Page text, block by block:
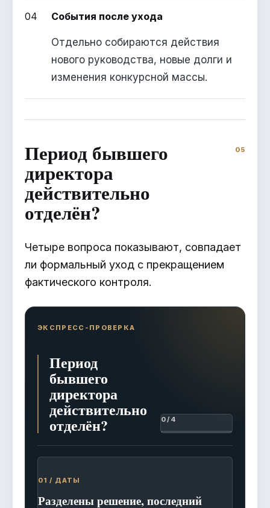
04 События после ухода
Отдельно собираются действия
нового руководства, новые долги и
изменения конкурсной массы.
Период бывшего
директора
действительно
отделён?
Четыре вопроса показывают, совпадает
ли формальный уход с прекращением
фактического контроля.
ЭКСПРЕСС-ПРОВЕРКА
Период
бывшего
директора
действительно
отделён? 0 / 4
01 / ДАТЫ
Разделены решение, последний